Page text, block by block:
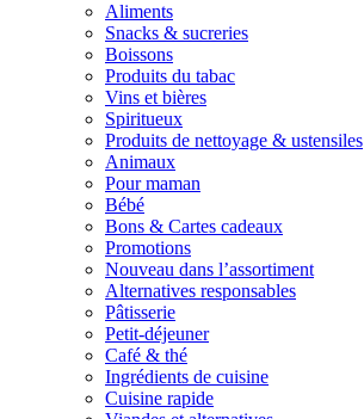
Aliments
Snacks & sucreries
Boissons
Produits du tabac
Vins et bières
Spiritueux
Produits de nettoyage & ustensiles
Animaux
Pour maman
Bébé
Bons & Cartes cadeaux
Promotions
Nouveau dans l’assortiment
Alternatives responsables
Pâtisserie
Petit-déjeuner
Café & thé
Ingrédients de cuisine
Cuisine rapide